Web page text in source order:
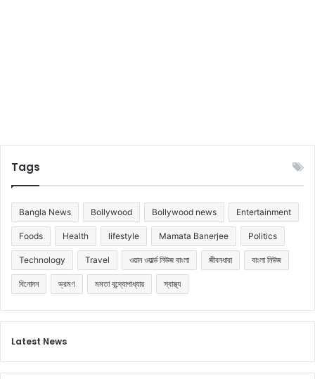
মী
Tags
Bangla News Bollywood Bollywood news Entertainment
Foods Health lifestyle Mamata Banerjee Politics
Technology Travel ওয়ান ওয়ার্ল্ড নিউজ বাংলা জীবনধারা বাংলা নিউজ
বিনোদন ভ্রমণ মমতা বন্দ্যোপাধ্যায় স্বাস্থ্য
Latest News